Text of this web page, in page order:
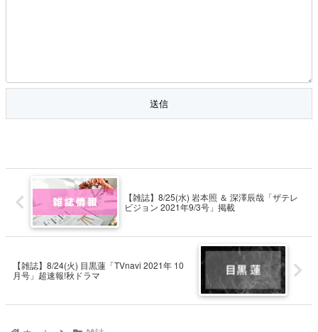
【雑誌】8/25(水) 岩本照 ＆ 深澤辰哉「ザテレ
ビジョン 2021年9/3号」掲載
【雑誌】8/24(火) 目黒蓮「TVnavi 2021年 10
月号」超速報!秋ドラマ